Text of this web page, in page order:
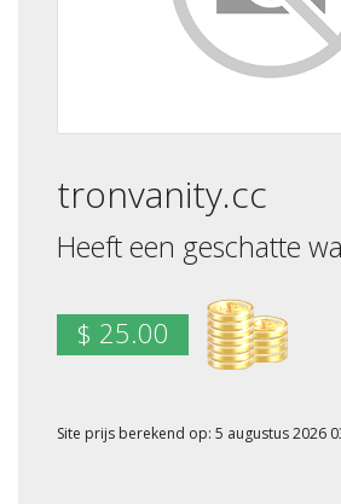
tronvanity.cc
Heeft een geschatte
$ 25.00
Site prijs berekend op: 5 augustus 2026